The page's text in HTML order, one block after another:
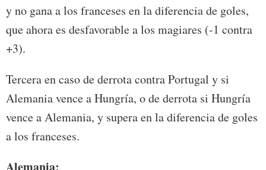
y no gana a los franceses en la diferencia de goles,
que ahora es desfavorable a los magiares (-1 contra
+3).
Tercera en caso de derrota contra Portugal y si
Alemania vence a Hungría, o de derrota si Hungría
vence a Alemania, y supera en la diferencia de goles
a los franceses.
Alemania: